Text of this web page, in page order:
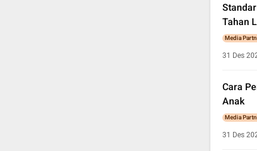
Tahan
Media
31 Des
Cara
Anak
Media
31 Des